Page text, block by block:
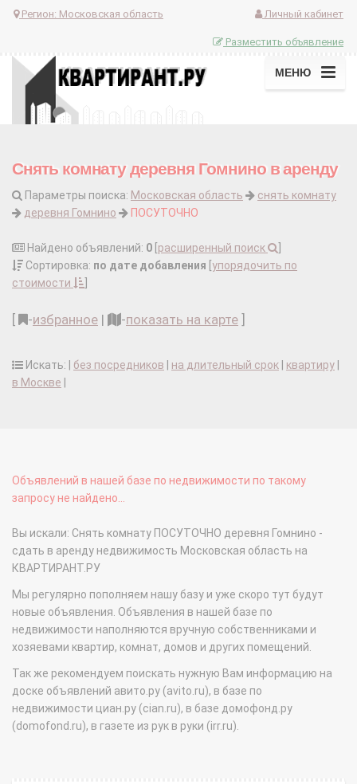
Регион: Московская область Личный кабинет
Разместить объявление
МЕНЮ
Снять комнату деревня Гомнино в аренду
Параметры поиска: Московская область
снять комнату
деревня Гомнино
ПОСУТОЧНО
Найдено объявлений: 0 расширенный поиск
Сортировка: по дате добавления упорядочить по
стоимости
-избранное | -показать на карте
Искать: | без посредников на длительный срок квартиру
в Москве
Объявлений в нашей базе по недвижимости по такому
запросу не найдено...
Вы искали: Снять комнату ПОСУТОЧНО деревня Гомнино -
сдать в аренду недвижимость Московская область на
КВАРТИРАНТ.РУ
Мы регулярно пополняем нашу базу и уже скоро тут будут
новые объявления. Объявления в нашей базе по
недвижимости наполняются вручную собственниками и
хозяевами квартир, комнат, домов и других помещений.
Так же рекомендуем поискать нужную Вам информацию на
доске объявлений авито.ру (avito.ru), в базе по
недвижимости циан.ру (cian.ru), в базе домофонд.ру
(domofond.ru), в газете из рук в руки (irr.ru).